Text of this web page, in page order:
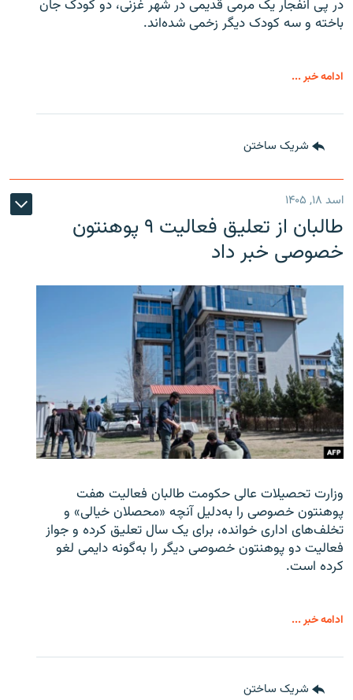
در پی انفجار یک مرمی قدیمی در شهر غزنی، دو کودک جان
باخته و سه کودک دیگر زخمی شده‌اند.
ادامه خبر ...
شریک ساختن
اسد ۱۸, ۱۴۰۵
طالبان از تعلیق فعالیت ۹ پوهنتون
خصوصی خبر داد
وزارت تحصیلات عالی حکومت طالبان فعالیت هفت
پوهنتون خصوصی را به‌دلیل آنچه «محصلان خیالی» و
تخلف‌های اداری خوانده، برای یک سال تعلیق کرده و جواز
فعالیت دو پوهنتون خصوصی دیگر را به‌گونه دایمی لغو
کرده است.
ادامه خبر ...
شریک ساختن